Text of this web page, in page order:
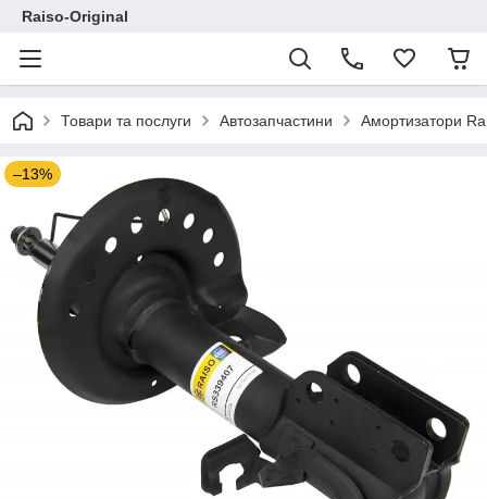
Raiso-Original
Товари та послуги Автозапчастини Амортизатори
–13%